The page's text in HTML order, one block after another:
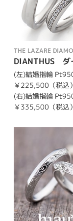
THE LAZARE
DIANTHUS ダ
(左)結婚指輪
￥225,500（税込
(右)結婚指輪
￥335,500（税込